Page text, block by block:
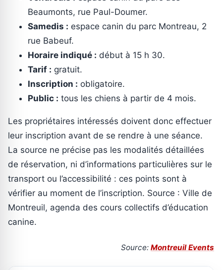
Beaumonts, rue Paul-Doumer.
Samedis : espace canin du parc Montreau, 2
rue Babeuf.
Horaire indiqué : début à 15 h 30.
Tarif : gratuit.
Inscription : obligatoire.
Public : tous les chiens à partir de 4 mois.
Les propriétaires intéressés doivent donc effectuer
leur inscription avant de se rendre à une séance.
La source ne précise pas les modalités détaillées
de réservation, ni d’informations particulières sur le
transport ou l’accessibilité : ces points sont à
vérifier au moment de l’inscription. Source : Ville de
Montreuil, agenda des cours collectifs d’éducation
canine.
Source: Montreuil Events